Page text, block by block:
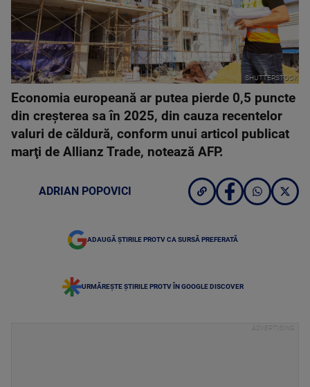
SHUTTERSTOCK
Economia europeană ar putea pierde 0,5 puncte
din creşterea sa în 2025, din cauza recentelor
valuri de căldură, conform unui articol publicat
marţi de Allianz Trade, notează AFP.
ADRIAN POPOVICI
ADAUGĂ ȘTIRILE PROTV CA SURSĂ PREFERATĂ
URMĂREȘTE ȘTIRILE PROTV ÎN GOOGLE DISCOVER